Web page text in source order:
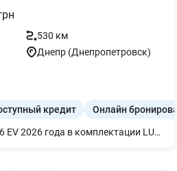
530 км
Днепр (Днепропетровск)
кредит Онлайн
Предлагается новый MG S6 EV 2026 года в комплектации LUX. Этот электрокроссовер сочетает практичность и мощность 245 л.с. Батарея 77 kWh гарантирует запас хода для путешествий. Редуктор обеспечивает плавность движения. Серый цвет выглядит стильно. Комплектация LUX обеспечивает комфорт.